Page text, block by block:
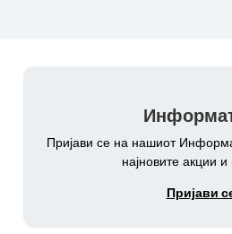
Пријави се на нашиот
најновите акции и
Пријави